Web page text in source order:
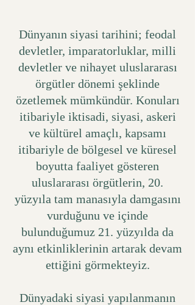
Dünyanın siyasi tarihini; feodal
devletler, imparatorluklar, milli
devletler ve nihayet uluslararası
örgütler dönemi şeklinde
özetlemek mümkündür. Konuları
itibariyle iktisadi, siyasi, askeri
ve kültürel amaçlı, kapsamı
itibariyle de bölgesel ve küresel
boyutta faaliyet gösteren
uluslararası örgütlerin, 20.
yüzyıla tam manasıyla damgasını
vurduğunu ve içinde
bulunduğumuz 21. yüzyılda da
aynı etkinliklerinin artarak devam
ettiğini görmekteyiz.
Dünyadaki siyasi yapılanmanın